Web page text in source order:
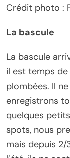
Crédit photo :
La bascule
La bascule
il est temps
plombées. Il
enregistrons
quelques
spots, nous
mais depuis 2/